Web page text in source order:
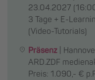
23.04.2027
3 Tage + E-
(Video-Tutorials)
Präsenz
ARD.ZDF
Preis: 1.090,- €